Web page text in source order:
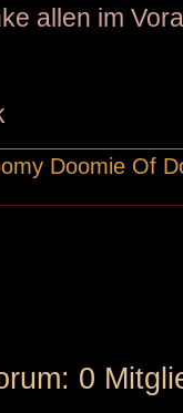
allen im
Doomie Of
0